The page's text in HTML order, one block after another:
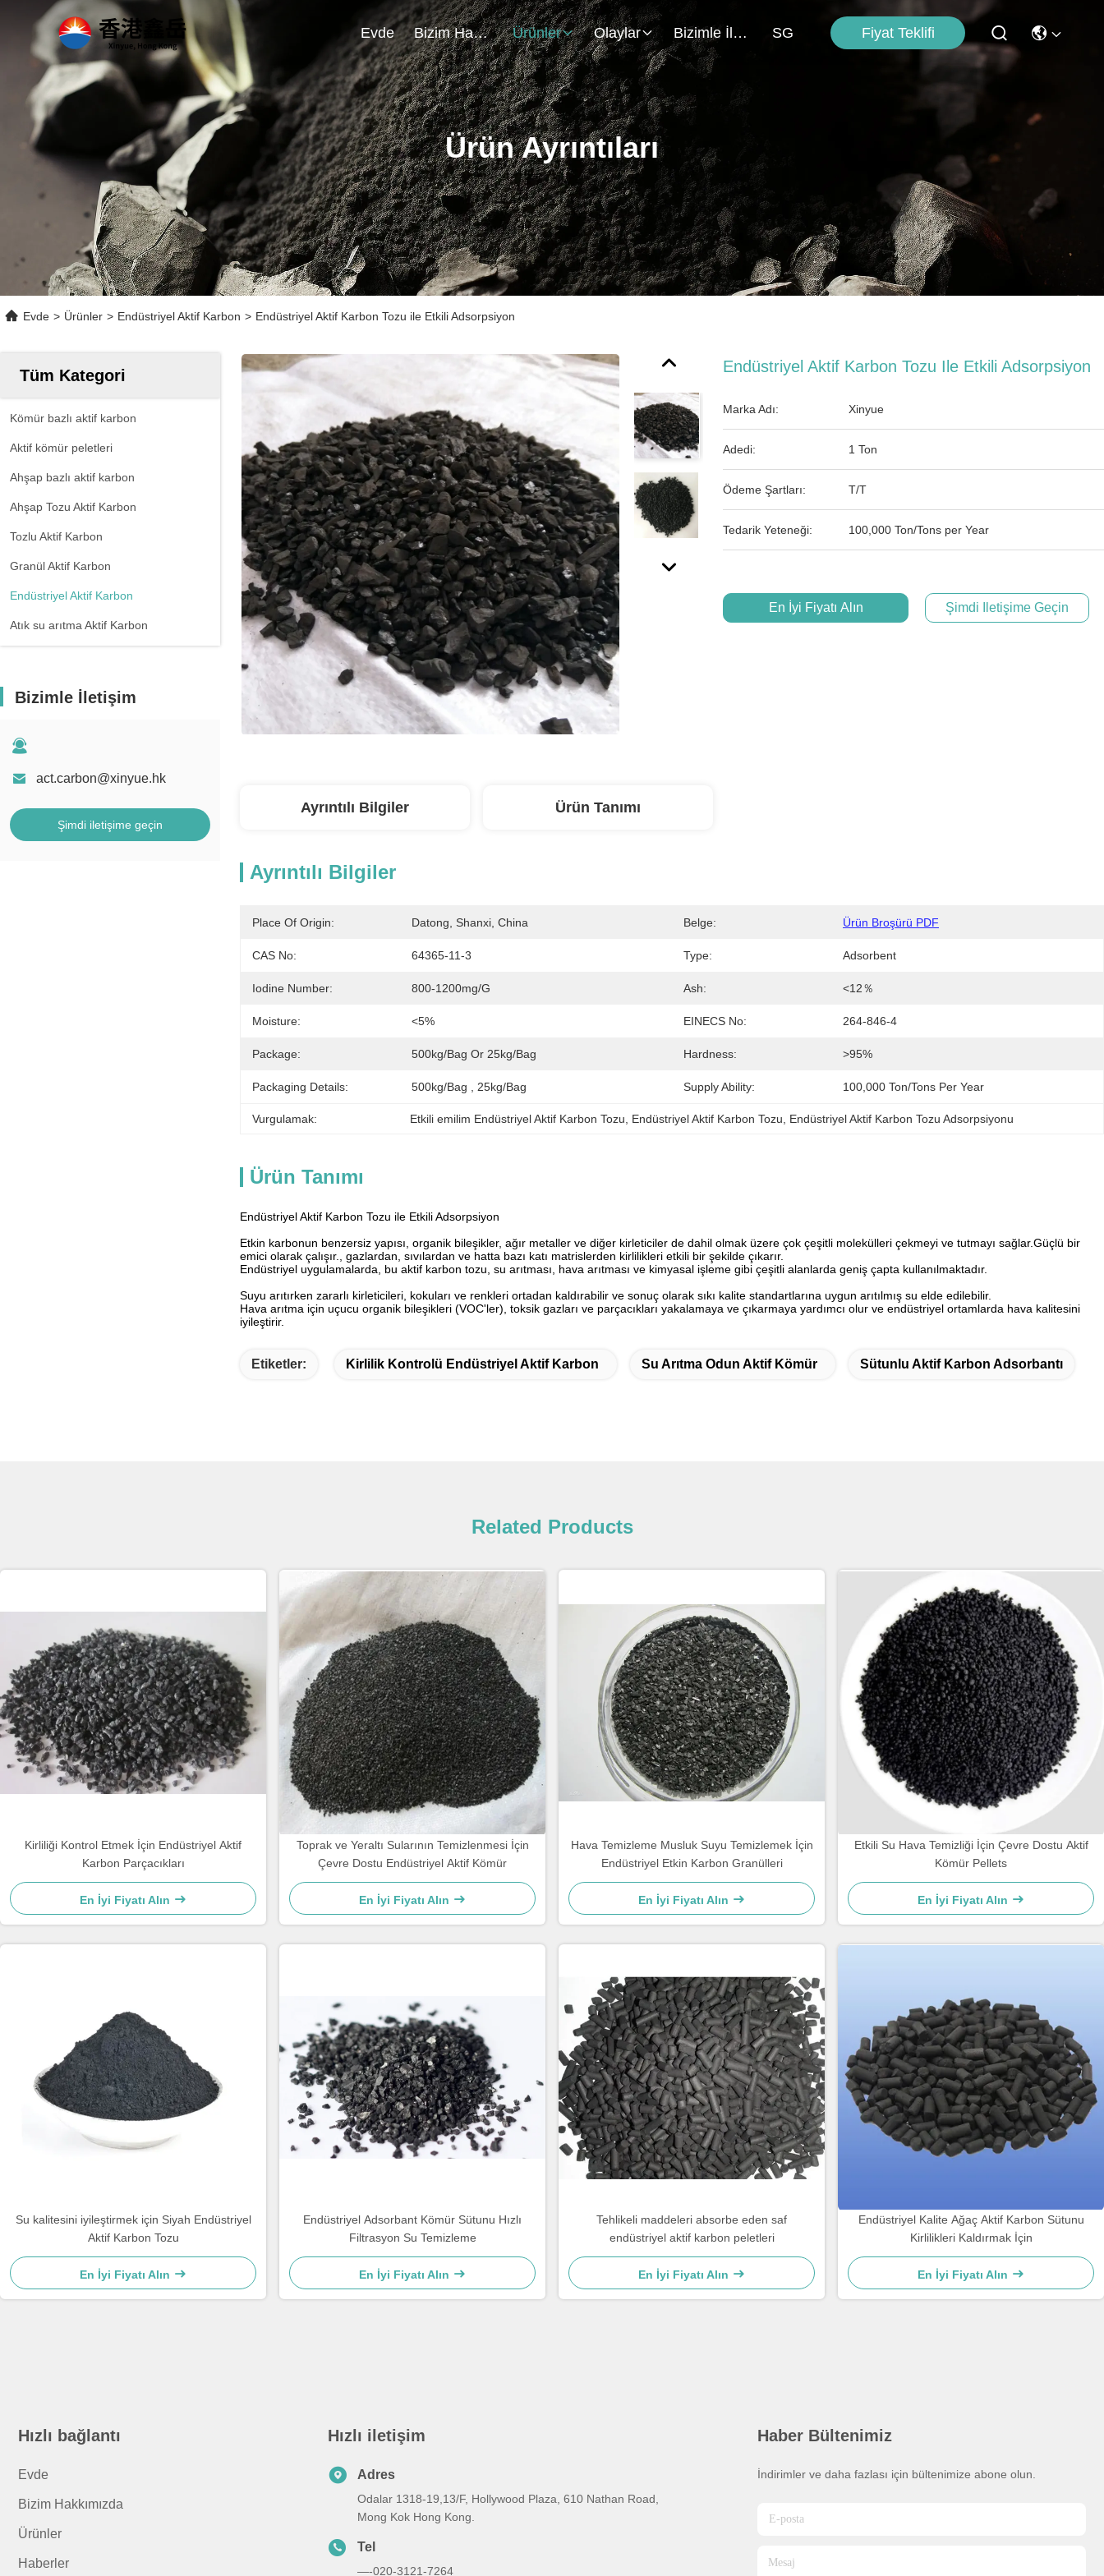
Evde Bizim Hakkımızda Ürünler Olaylar Bizimle İletişim SG Fiyat Teklifi
Ürün Ayrıntıları
Evde > Ürünler > Endüstriyel Aktif Karbon > Endüstriyel Aktif Karbon Tozu ile Etkili Adsorpsiyon
Tüm Kategori
Kömür bazlı aktif karbon
Aktif kömür peletleri
Ahşap bazlı aktif karbon
Ahşap Tozu Aktif Karbon
Tozlu Aktif Karbon
Granül Aktif Karbon
Endüstriyel Aktif Karbon
Atık su arıtma Aktif Karbon
Bizimle İletişim
act.carbon@xinyue.hk
Şimdi iletişime geçin
Endüstriyel Aktif Karbon Tozu Ile Etkili Adsorpsiyon
Marka Adı: Xinyue
Adedi: 1 Ton
Ödeme Şartları: T/T
Tedarik Yeteneği: 100,000 Ton/Tons per Year
En İyi Fiyatı Alın Şimdi Iletişime Geçin
Ayrıntılı Bilgiler Ürün Tanımı
Ayrıntılı Bilgiler
Place Of Origin: Datong, Shanxi, China Belge: Ürün Broşürü PDF
CAS No: 64365-11-3 Type: Adsorbent
Iodine Number: 800-1200mg/g Ash: <12％
Moisture: <5% EINECS No: 264-846-4
Package: 500kg/bag Or 25kg/bag Hardness: >95%
Packaging Details: 500kg/bag , 25kg/bag Supply Ability: 100,000 Ton/Tons Per Year
Vurgulamak: Etkili emilim Endüstriyel Aktif Karbon Tozu Endüstriyel Aktif Karbon Tozu Endüstriyel Aktif Karbon Tozu Adsorpsiyonu
Ürün Tanımı
Endüstriyel Aktif Karbon Tozu ile Etkili Adsorpsiyon
Etkin karbonun benzersiz yapısı, organik bileşikler, ağır metaller ve diğer kirleticiler de dahil olmak üzere çok çeşitli molekülleri çekmeyi ve tutmayı sağlar.Güçlü bir
emici olarak çalışır., gazlardan, sıvılardan ve hatta bazı katı matrislerden kirlilikleri etkili bir şekilde çıkarır.
Endüstriyel uygulamalarda, bu aktif karbon tozu, su arıtması, hava arıtması ve kimyasal işleme gibi çeşitli alanlarda geniş çapta kullanılmaktadır.
Suyu arıtırken zararlı kirleticileri, kokuları ve renkleri ortadan kaldırabilir ve sonuç olarak sıkı kalite standartlarına uygun arıtılmış su elde edilebilir.
Hava arıtma için uçucu organik bileşikleri (VOC'ler), toksik gazları ve parçacıkları yakalamaya ve çıkarmaya yardımcı olur ve endüstriyel ortamlarda hava kalitesini
iyileştirir.
Etiketler: Kirlilik Kontrolü Endüstriyel Aktif Karbon Su Arıtma Odun Aktif Kömür Sütunlu Aktif Karbon Adsorbantı
Related Products
Kirliliği Kontrol Etmek İçin Endüstriyel Aktif
Karbon Parçacıkları
En İyi Fiyatı Alın
Toprak ve Yeraltı Sularının Temizlenmesi İçin
Çevre Dostu Endüstriyel Aktif Kömür
En İyi Fiyatı Alın
Hava Temizleme Musluk Suyu Temizlemek İçin
Endüstriyel Etkin Karbon Granülleri
En İyi Fiyatı Alın
Etkili Su Hava Temizliği İçin Çevre Dostu Aktif
Kömür Pellets
En İyi Fiyatı Alın
Su kalitesini iyileştirmek için Siyah Endüstriyel
Aktif Karbon Tozu
En İyi Fiyatı Alın
Endüstriyel Adsorbant Kömür Sütunu Hızlı
Filtrasyon Su Temizleme
En İyi Fiyatı Alın
Tehlikeli maddeleri absorbe eden saf
endüstriyel aktif karbon peletleri
En İyi Fiyatı Alın
Endüstriyel Kalite Ağaç Aktif Karbon Sütunu
Kirlilikleri Kaldırmak İçin
En İyi Fiyatı Alın
Hızlı bağlantı
Evde
Bizim Hakkımızda
Ürünler
Haberler
Hızlı iletişim
Adres
Odalar 1318-19,13/F, Hollywood Plaza, 610 Nathan Road,
Mong Kok Hong Kong.
Tel
—-020-3121-7264
Haber Bültenimiz
İndirimler ve daha fazlası için bültenimize abone olun.